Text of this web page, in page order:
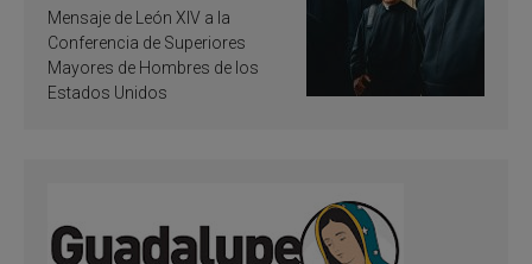
de inspiración y
santificación
Mensaje de León XIV a la
Conferencia de Superiores
Mayores de Hombres de los
Estados Unidos